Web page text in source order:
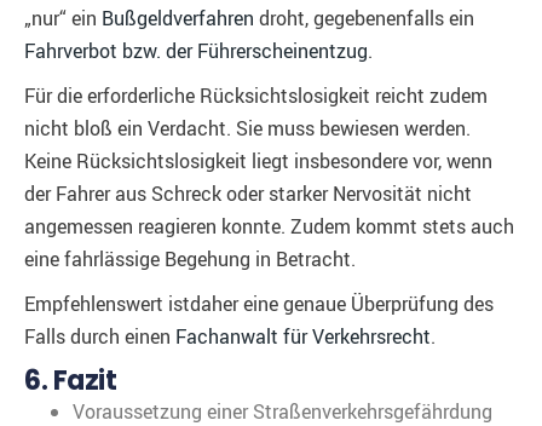
„nur“ ein Bußgeldverfahren droht, gegebenenfalls ein
Fahrverbot bzw. der Führerscheinentzug.
Für die erforderliche Rücksichtslosigkeit reicht zudem
nicht bloß ein Verdacht. Sie muss bewiesen werden.
Keine Rücksichtslosigkeit liegt insbesondere vor, wenn
der Fahrer aus Schreck oder starker Nervosität nicht
angemessen reagieren konnte. Zudem kommt stets auch
eine fahrlässige Begehung in Betracht.
Empfehlenswert istdaher eine genaue Überprüfung des
Falls durch einen Fachanwalt für Verkehrsrecht.
6. Fazit
Voraussetzung einer Straßenverkehrsgefährdung